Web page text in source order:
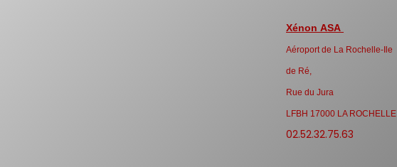
Xénon ASA
Aéroport de La Rochelle-Ile
de Ré,
Rue du Jura
LFBH 17000 LA ROCHELLE
02.52.32.75.63